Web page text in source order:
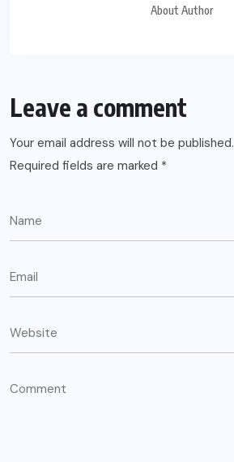
About Author
Leave a comment
Your email address will not be published.
Required fields are marked *